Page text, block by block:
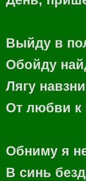
Выйду в
Обойду
Лягу
От любви к
Обниму я
В синь